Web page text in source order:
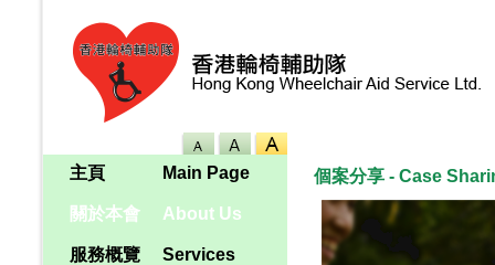
主頁 Main Page
關於本會 About Us
服務概覽 Services
個案分享 - Case